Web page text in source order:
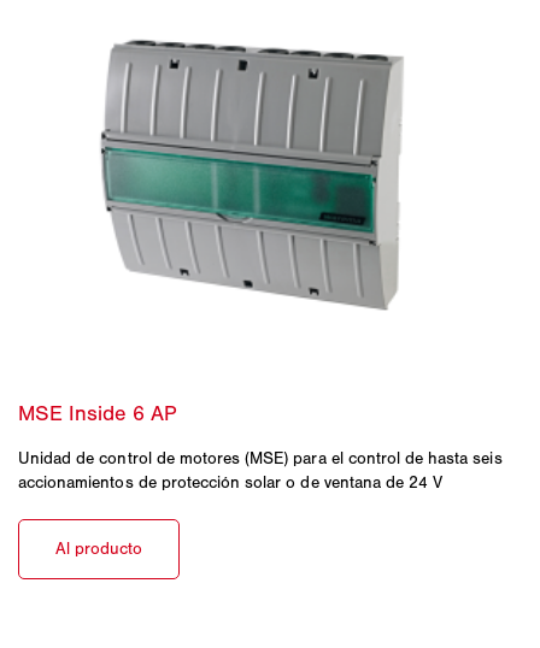
Unidad de control de motores (MSE) para el control de hasta seis
accionamientos de protección solar o de ventana de 24 V